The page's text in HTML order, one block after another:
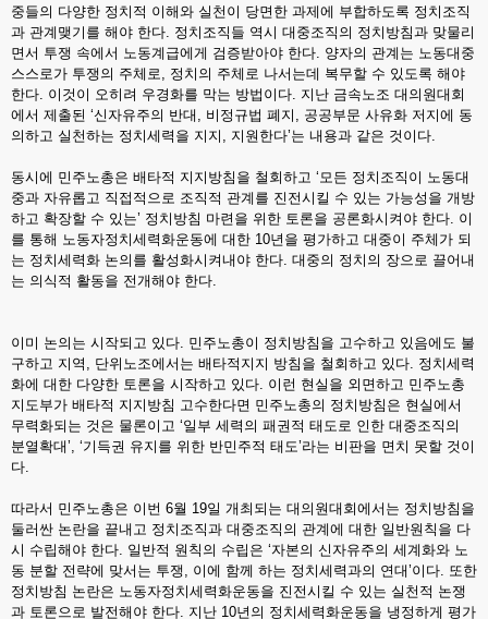
중들의 다양한 정치적 이해와 실천이 당면한 과제에 부합하도록 정치조직
과 관계맺기를 해야 한다. 정치조직들 역시 대중조직의 정치방침과 맞물리
면서 투쟁 속에서 노동계급에게 검증받아야 한다. 양자의 관계는 노동대중
스스로가 투쟁의 주체로, 정치의 주체로 나서는데 복무할 수 있도록 해야
한다. 이것이 오히려 우경화를 막는 방법이다. 지난 금속노조 대의원대회
에서 제출된 ‘신자유주의 반대, 비정규법 폐지, 공공부문 사유화 저지에 동
의하고 실천하는 정치세력을 지지, 지원한다’는 내용과 같은 것이다.
동시에 민주노총은 배타적 지지방침을 철회하고 ‘모든 정치조직이 노동대
중과 자유롭고 직접적으로 조직적 관계를 진전시킬 수 있는 가능성을 개방
하고 확장할 수 있는’ 정치방침 마련을 위한 토론을 공론화시켜야 한다. 이
를 통해 노동자정치세력화운동에 대한 10년을 평가하고 대중이 주체가 되
는 정치세력화 논의를 활성화시켜내야 한다. 대중의 정치의 장으로 끌어내
는 의식적 활동을 전개해야 한다.
이미 논의는 시작되고 있다. 민주노총이 정치방침을 고수하고 있음에도 불
구하고 지역, 단위노조에서는 배타적지지 방침을 철회하고 있다. 정치세력
화에 대한 다양한 토론을 시작하고 있다. 이런 현실을 외면하고 민주노총
지도부가 배타적 지지방침 고수한다면 민주노총의 정치방침은 현실에서
무력화되는 것은 물론이고 ‘일부 세력의 패권적 태도로 인한 대중조직의
분열확대’, ‘기득권 유지를 위한 반민주적 태도’라는 비판을 면치 못할 것이
다.
따라서 민주노총은 이번 6월 19일 개최되는 대의원대회에서는 정치방침을
둘러싼 논란을 끝내고 정치조직과 대중조직의 관계에 대한 일반원칙을 다
시 수립해야 한다. 일반적 원칙의 수립은 ‘자본의 신자유주의 세계화와 노
동 분할 전략에 맞서는 투쟁, 이에 함께 하는 정치세력과의 연대’이다. 또한
정치방침 논란은 노동자정치세력화운동을 진전시킬 수 있는 실천적 논쟁
과 토론으로 발전해야 한다. 지난 10년의 정치세력화운동을 냉정하게 평가